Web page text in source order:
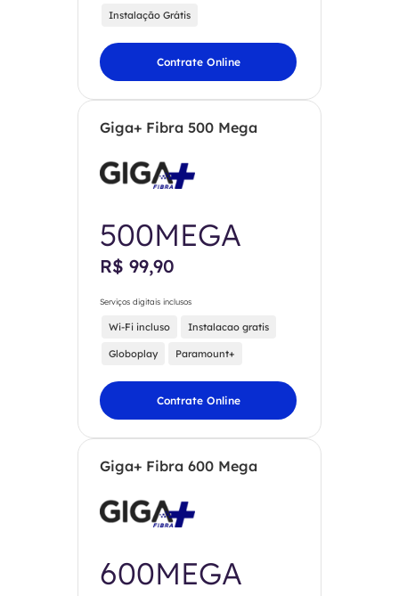
Instalação Grátis
Contrate Online
Giga+ Fibra 500 Mega
500MEGA
R$ 99,90
Serviços digitais inclusos
Wi-Fi incluso Instalacao gratis
Globoplay Paramount+
Contrate Online
Giga+ Fibra 600 Mega
600MEGA